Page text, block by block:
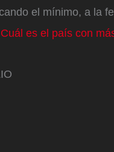
el mínimo, a la
es el país con